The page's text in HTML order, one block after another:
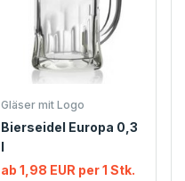
Gläser mit Logo
Bierseidel Europa 0,3
l
ab 1,98 EUR per 1 Stk.